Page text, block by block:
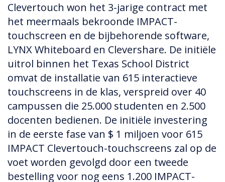
Clevertouch won het 3-jarige contract met
het meermaals bekroonde IMPACT-
touchscreen en de bijbehorende software,
LYNX Whiteboard en Clevershare. De initiële
uitrol binnen het Texas School District
omvat de installatie van 615 interactieve
touchscreens in de klas, verspreid over 40
campussen die 25.000 studenten en 2.500
docenten bedienen. De initiële investering
in de eerste fase van $ 1 miljoen voor 615
IMPACT Clevertouch-touchscreens zal op de
voet worden gevolgd door een tweede
bestelling voor nog eens 1.200 IMPACT-